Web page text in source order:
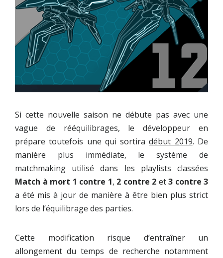
Si cette nouvelle saison ne débute pas avec une
vague de rééquilibrages, le développeur en
prépare toutefois une qui sortiradébut 2019. De
manière plus immédiate, le système de
matchmaking utilisé dans les playlists classées
Match à mort 1 contre 1, 2 contre 2 et3 contre 3
a été mis à jour de manière à être bien plus strict
lors de l’équilibrage des parties.
Cette modification risque d’entraîner un
allongement du temps de recherche notamment